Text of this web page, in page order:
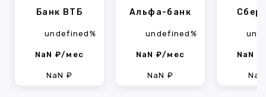
Банк ВТБ
undefined%
NaN ₽/мес
NaN ₽
Альфа-банк
undefined%
NaN ₽/мес
NaN ₽
NaN